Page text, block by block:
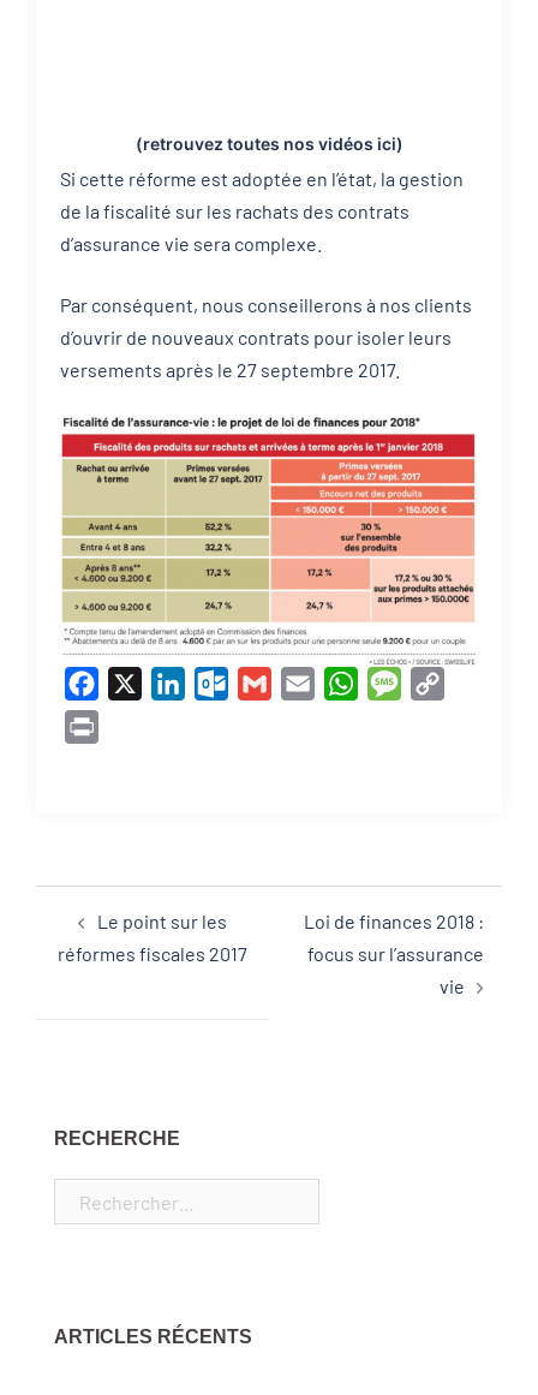
(retrouvez toutes nos vidéos ici)
Si cette réforme est adoptée en l’état, la gestion
de la fiscalité sur les rachats des contrats
d’assurance vie sera complexe.
Par conséquent, nous conseillerons à nos clients
d’ouvrir de nouveaux contrats pour isoler leurs
versements après le 27 septembre 2017.
Facebook LinkedInOutlook.com
Gmail Email WhatsAppMessage
Le point sur les
réformes fiscales 2017
Loi de finances 2018 :
focus sur l’assurance
vie
RECHERCHE
ARTICLES RÉCENTS